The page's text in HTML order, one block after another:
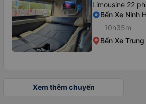
Limousine 22
Bến Xe Ninh
10h35m
Bến Xe
Xem thêm chuyến